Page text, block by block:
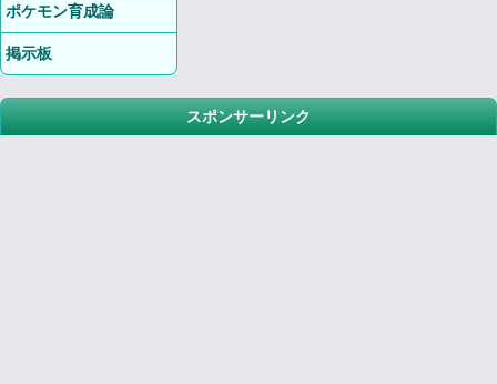
ポケモン育成論
掲示板
スポンサーリンク